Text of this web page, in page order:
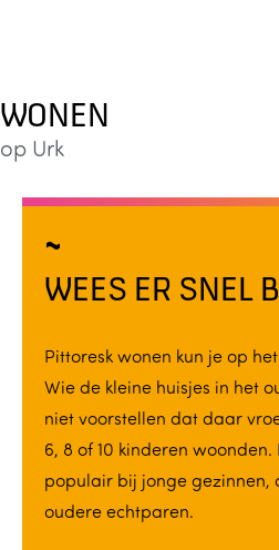
WONEN
op Urk
WEES ER SNEL
Pittoresk wonen kun je op
Wie de kleine huisjes in het
niet voorstellen dat daar
6, 8 of 10 kinderen
populair bij jonge gezinnen,
oudere echtparen.